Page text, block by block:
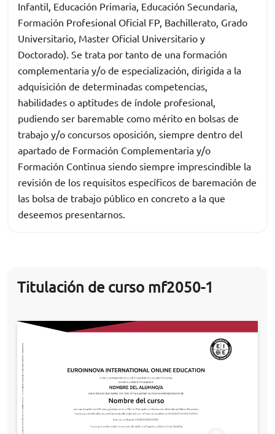
Infantil, Educación Primaria, Educación Secundaria,
Formación Profesional Oficial FP, Bachillerato, Grado
Universitario, Master Oficial Universitario y
Doctorado). Se trata por tanto de una formación
complementaria y/o de especialización, dirigida a la
adquisición de determinadas competencias,
habilidades o aptitudes de índole profesional,
pudiendo ser baremable como mérito en bolsas de
trabajo y/o concursos oposición, siempre dentro del
apartado de Formación Complementaria y/o
Formación Continua siendo siempre imprescindible la
revisión de los requisitos específicos de baremación de
las bolsa de trabajo público en concreto a la que
deseemos presentarnos.
Titulación de curso mf2050-1